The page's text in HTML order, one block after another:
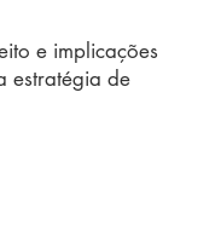
e implicações
estratégia de